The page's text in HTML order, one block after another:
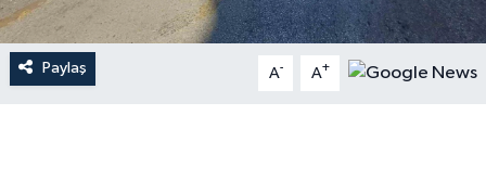
Paylaş A- A+